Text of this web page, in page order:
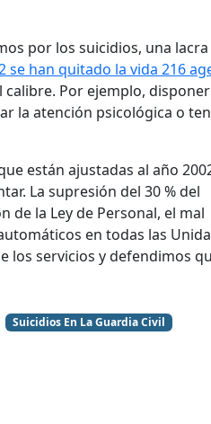
por los suicidios, una
se han quitado la vida 216
Por ejemplo,
la atención psicológica o
están ajustadas al año
La supresión del 30 % del
la Ley de Personal, el mal
en todas las
los servicios y defendimos
Suicidios En La Guardia Civil